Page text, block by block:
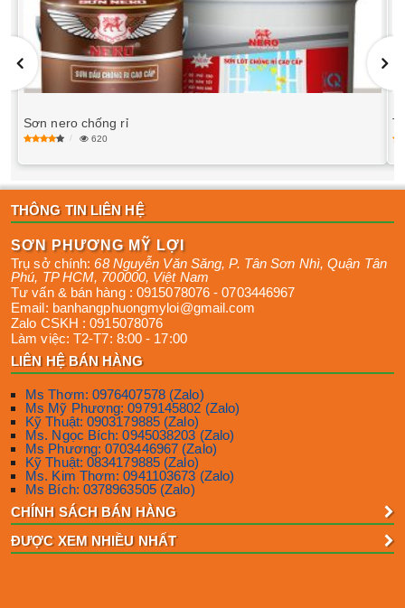
Sơn nero chống rỉ
620
THÔNG TIN LIÊN HỆ
SƠN PHƯƠNG MỸ LỢI
Trụ sở chính:68 Nguyễn Văn Săng, P. Tân Sơn Nhì,Quận Tân
Phú, TP HCM, 700000, Việt Nam
Tư vấn & bán hàng : 0915078076 -0703446967
Email: banhangphuongmyloi@gmail.com
Zalo CSKH :0915078076
Làm việc: T2-T7: 8:00 - 17:00
LIÊN HỆ BÁN HÀNG
Ms Thơm: 0976407578 (Zalo)
Ms Mỹ Phương: 0979145802 (Zalo)
Kỹ Thuật: 0903179885 (Zalo)
Ms. Ngọc Bích: 0945038203 (Zalo)
Ms Phương: 0703446967 (Zalo)
Kỹ Thuật: 0834179885 (Zalo)
Ms. Kim Thơm: 0941103673 (Zalo)
Ms Bích: 0378963505 (Zalo)
CHÍNH SÁCH BÁN HÀNG
ĐƯỢC XEM NHIỀU NHẤT